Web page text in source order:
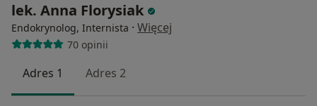
lek. Anna Florysiak
Endokrynolog, Internista · Więcej
70 opinii
Adres 1 Adres 2